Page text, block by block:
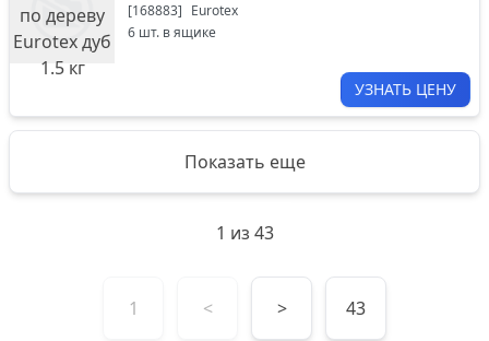
[168883] Eurotex
6 шт. в ящике
УЗНАТЬ ЦЕНУ
Показать еще
1 из 43
1 < > 43